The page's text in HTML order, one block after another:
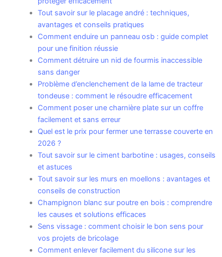
Tout savoir sur le placage andré : techniques,
avantages et conseils pratiques
Comment enduire un panneau osb : guide complet
pour une finition réussie
Comment détruire un nid de fourmis inaccessible
sans danger
Problème d’enclenchement de la lame de tracteur
tondeuse : comment le résoudre efficacement
Comment poser une charnière plate sur un coffre
facilement et sans erreur
Quel est le prix pour fermer une terrasse couverte en
2026 ?
Tout savoir sur le ciment barbotine : usages, conseils
et astuces
Tout savoir sur les murs en moellons : avantages et
conseils de construction
Champignon blanc sur poutre en bois : comprendre
les causes et solutions efficaces
Sens vissage : comment choisir le bon sens pour
vos projets de bricolage
Comment enlever facilement du silicone sur les